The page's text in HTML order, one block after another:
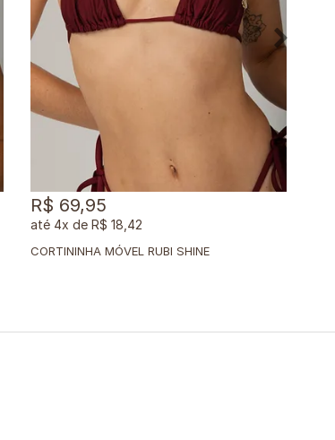
CORTININHA MÓVEL RUBI SHINE
R$ 69,95
4x de R$ 18,42